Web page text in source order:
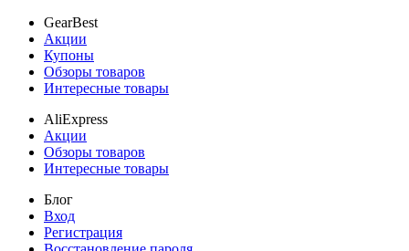
GearBest
Акции
Купоны
Обзоры товаров
Интересные товары
AliExpress
Акции
Обзоры товаров
Интересные товары
Блог
Вход
Регистрация